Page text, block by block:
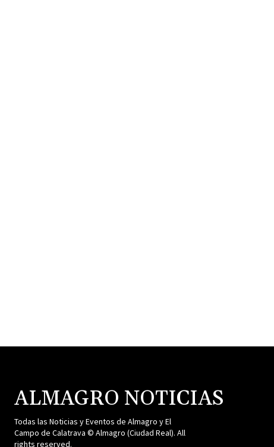
ALMAGRO NOTICIAS
Todas las Noticias y Eventos de Almagro y El
Campo de Calatrava © Almagro (Ciudad Real). All
rights reserved.